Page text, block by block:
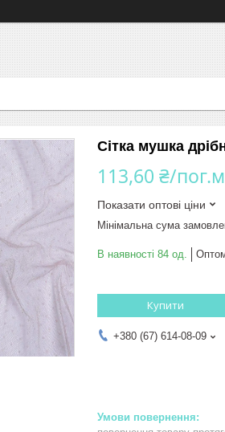
Сітка мушка
113,60 ₴/пог.м
Показати оптові ціни
Мінімальна сума
В наявності 84 од.
Купити
+380 (67) 614-08-09